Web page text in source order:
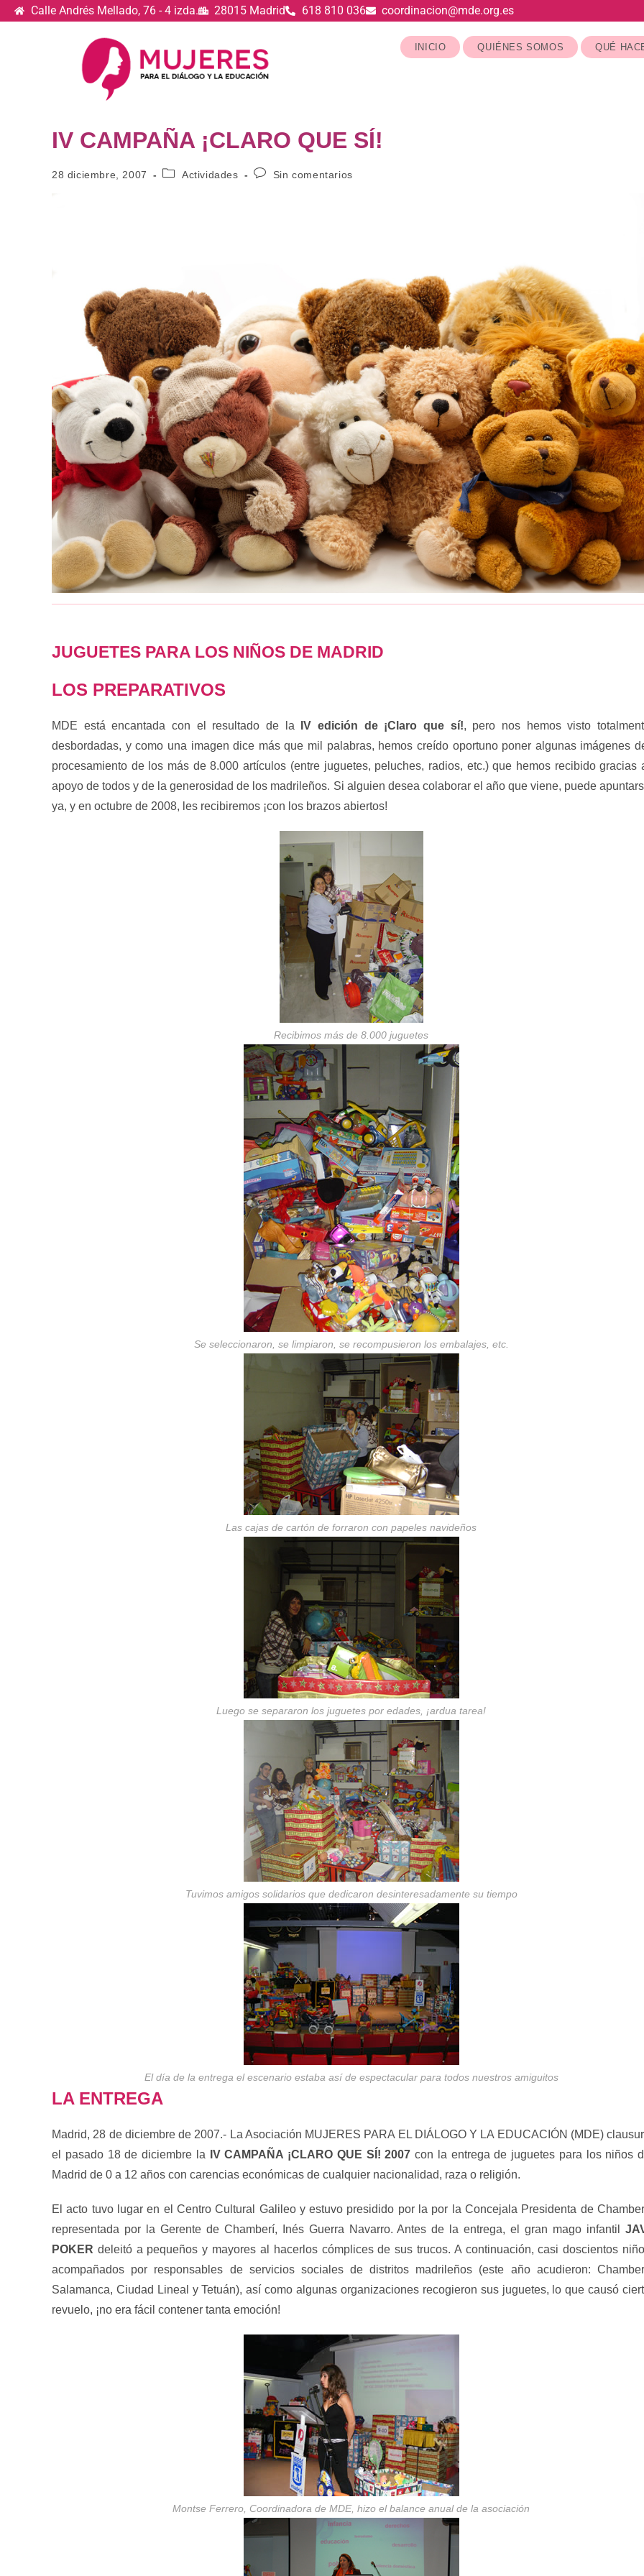
Calle Andrés Mellado, 76 - 4 izda. 28015 Madrid 618 810 036 coordinacion@mde.org.es
INICIO QUIÉNES SOMOS QUÉ
IV CAMPAÑA ¡CLARO QUE SÍ!
28 diciembre, 2007 Actividades Sin comentarios
JUGUETES PARA LOS NIÑOS DE MADRID
LOS PREPARATIVOS
MDE está encantada con el resultado de la IV edición de ¡Claro que sí!, pero nos hemos visto
desbordadas, y como una imagen dice más que mil palabras, hemos creído oportuno poner algunas imágenes
procesamiento de los más de 8.000 artículos (entre juguetes, peluches, radios, etc.) que hemos recibido gracias
apoyo de todos y de la generosidad de los madrileños. Si alguien desea colaborar el año que viene, puede
ya, y en octubre de 2008, les recibiremos ¡con los brazos abiertos!
Recibimos más de 8.000 juguetes
Se seleccionaron, se limpiaron, se recompusieron los embalajes, etc.
Las cajas de cartón de forraron con papeles navideños
Luego se separaron los juguetes por edades, ¡ardua tarea!
Tuvimos amigos solidarios que dedicaron desinteresadamente su tiempo
El día de la entrega el escenario estaba así de espectacular para todos nuestros amiguitos
LA ENTREGA
Madrid, 28 de diciembre de 2007.- La Asociación MUJERES PARA EL DIÁLOGO Y LA EDUCACIÓN (MDE)
el pasado 18 de diciembre la
IV CAMPAÑA ¡CLARO QUE SÍ! 2007 con la entrega de juguetes para los niños
Madrid de 0 a 12 años con carencias económicas de cualquier nacionalidad, raza o religión.
El acto tuvo lugar en el Centro Cultural Galileo y estuvo presidido por la por la Concejala Presidenta de
representada por la Gerente de Chamberí, Inés Guerra Navarro. Antes de la entrega, el gran mago infantil
POKER deleitó a pequeños y mayores al hacerlos cómplices de sus trucos. A continuación, casi doscientos
acompañados por responsables de servicios sociales de distritos madrileños (este año acudieron:
Salamanca, Ciudad Lineal y Tetuán), así como algunas organizaciones recogieron sus juguetes, lo que causó
revuelo, ¡no era fácil contener tanta emoción!
Montse Ferrero, Coordinadora de MDE, hizo el balance anual de la asociación